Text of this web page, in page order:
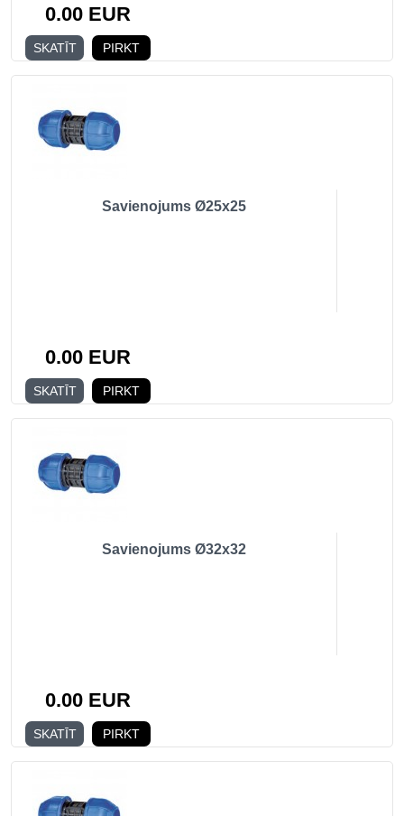
0.00 EUR
SKATĪT PIRKT
Savienojums Ø25х25
0.00 EUR
SKATĪT PIRKT
Savienojums Ø32x32
0.00 EUR
SKATĪT PIRKT
Speciālie kompresori ()
Smilšu Strūklas (24)